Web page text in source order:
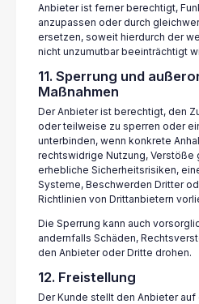
Anbieter ist ferner berechtigt,
anzupassen oder durch
ersetzen, soweit hierdurch der
nicht unzumutbar beeinträchtigt
11. Sperrung und
Maßnahmen
Der Anbieter ist berechtigt, den
oder teilweise zu sperren oder
unterbinden, wenn konkrete
rechtswidrige Nutzung, Verstöße
erhebliche Sicherheitsrisiken,
Systeme, Beschwerden Dritter
Richtlinien von Drittanbietern
Die Sperrung kann auch
andernfalls Schäden,
den Anbieter oder Dritte drohen.
12. Freistellung
Der Kunde stellt den Anbieter